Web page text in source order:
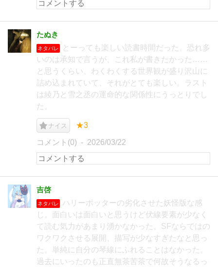
たぬき
ネタバレ
とーっても楽しい読書時間だった。恐れ多
いのは承知で言うが、これ私が書きたかった……
と思うくらい、わくわくする世界観が盛り沢山に
詰め込まれていて、それがとても楽しい。ラスト
は綾乃と雪之丞の運命的な関係性にうっとりでし
た。
ナイス ★3
コメント(0) 2026/03/22
吉啓
ネタバレ
ハリーポッターの劣化させた妖怪版な感
じ。面白いは面白いと思うけど伏線要素が少なく
て読む気力があまり湧かなかった。SFならではの
ワクワクさせる展開、描写が少なすぎたなと思っ
た。単純に自分の琴線にふれることはなかった。
過去にいったのも正直無茶苦茶で何故そうなるっ